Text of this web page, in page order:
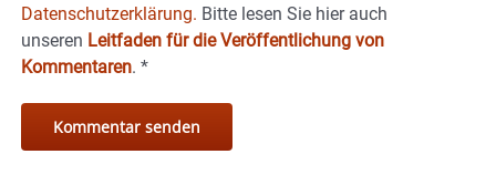
Datenschutzerklärung. Bitte lesen Sie hier auch
unseren Leitfaden für die Veröffentlichung von
Kommentaren. *